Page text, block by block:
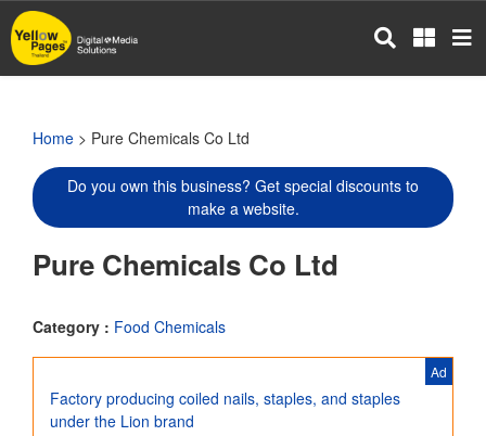
Skip
to
main
Home > Pure Chemicals Co Ltd
Do you own this business? Get special discounts to
make a website.
Pure Chemicals Co Ltd
Category : Food Chemicals
Ad
Factory producing coiled nails, staples, and staples
under the Lion brand